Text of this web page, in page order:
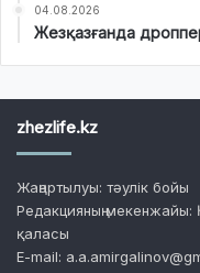
04.08.2026
Жезқазғанда
zhezlife.kz
Жаңартылуы: тәулік бойы
Редакцияның
қаласы
E-mail: